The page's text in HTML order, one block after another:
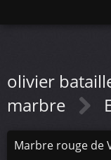
olivier
marbre
Marbre rouge de